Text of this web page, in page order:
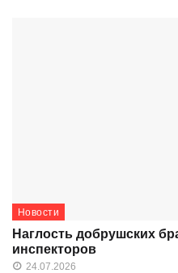
Новости
Наглость добрушских
инспекторов
24.07.2026